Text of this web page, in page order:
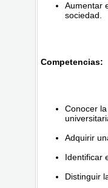
Aumentar
sociedad.
Competencias:
Conocer
Adquirir
Identificar
Distinguir